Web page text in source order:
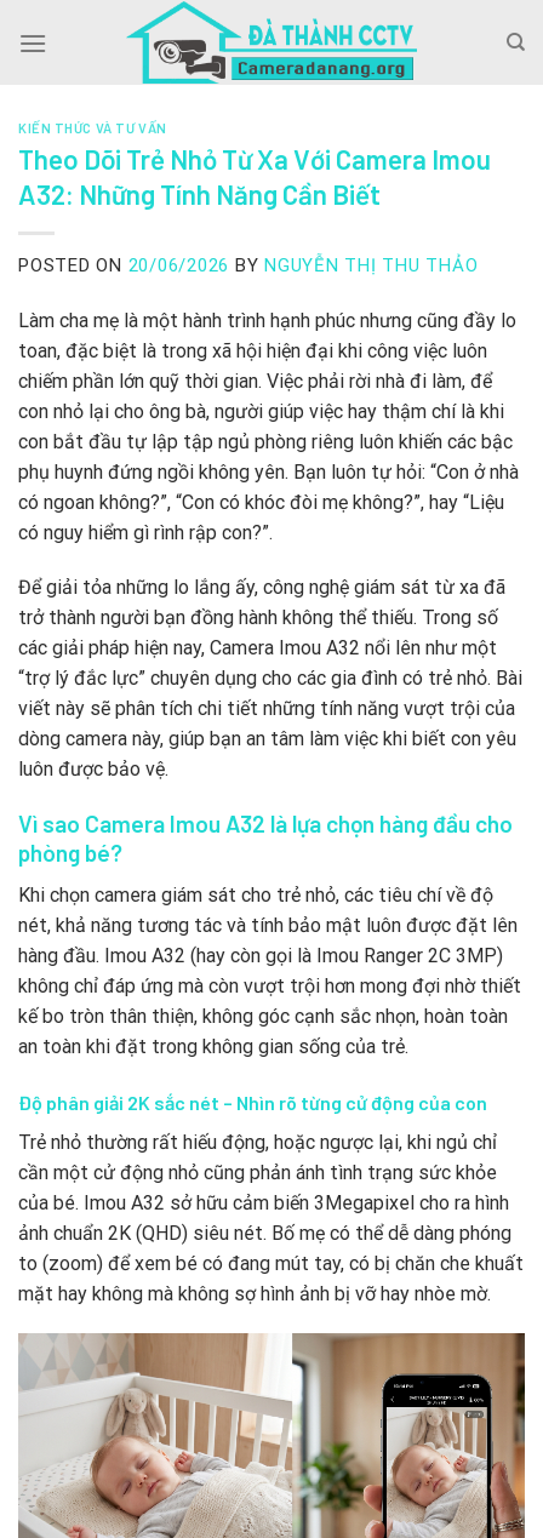
KIẾN THỨC VÀ TƯ VẤN
Theo Dõi Trẻ Nhỏ Từ Xa Với Camera Imou
A32: Những Tính Năng Cần Biết
POSTED ON 20/06/2026 BY NGUYỄN THỊ THU THẢO
Làm cha mẹ là một hành trình hạnh phúc nhưng cũng đầy lo
toan, đặc biệt là trong xã hội hiện đại khi công việc luôn
chiếm phần lớn quỹ thời gian. Việc phải rời nhà đi làm, để
con nhỏ lại cho ông bà, người giúp việc hay thậm chí là khi
con bắt đầu tự lập tập ngủ phòng riêng luôn khiến các bậc
phụ huynh đứng ngồi không yên. Bạn luôn tự hỏi: “Con ở nhà
có ngoan không?”, “Con có khóc đòi mẹ không?”, hay “Liệu
có nguy hiểm gì rình rập con?”.
Để giải tỏa những lo lắng ấy, công nghệ giám sát từ xa đã
trở thành người bạn đồng hành không thể thiếu. Trong số
các giải pháp hiện nay, Camera Imou A32 nổi lên như một
“trợ lý đắc lực” chuyên dụng cho các gia đình có trẻ nhỏ. Bài
viết này sẽ phân tích chi tiết những tính năng vượt trội của
dòng camera này, giúp bạn an tâm làm việc khi biết con yêu
luôn được bảo vệ.
Vì sao Camera Imou A32 là lựa chọn hàng đầu cho
phòng bé?
Khi chọn camera giám sát cho trẻ nhỏ, các tiêu chí về độ
nét, khả năng tương tác và tính bảo mật luôn được đặt lên
hàng đầu. Imou A32 (hay còn gọi là Imou Ranger 2C 3MP)
không chỉ đáp ứng mà còn vượt trội hơn mong đợi nhờ thiết
kế bo tròn thân thiện, không góc cạnh sắc nhọn, hoàn toàn
an toàn khi đặt trong không gian sống của trẻ.
Độ phân giải 2K sắc nét – Nhìn rõ từng cử động của con
Trẻ nhỏ thường rất hiếu động, hoặc ngược lại, khi ngủ chỉ
cần một cử động nhỏ cũng phản ánh tình trạng sức khỏe
của bé. Imou A32 sở hữu cảm biến 3Megapixel cho ra hình
ảnh chuẩn 2K (QHD) siêu nét. Bố mẹ có thể dễ dàng phóng
to (zoom) để xem bé có đang mút tay, có bị chăn che khuất
mặt hay không mà không sợ hình ảnh bị vỡ hay nhòe mờ.